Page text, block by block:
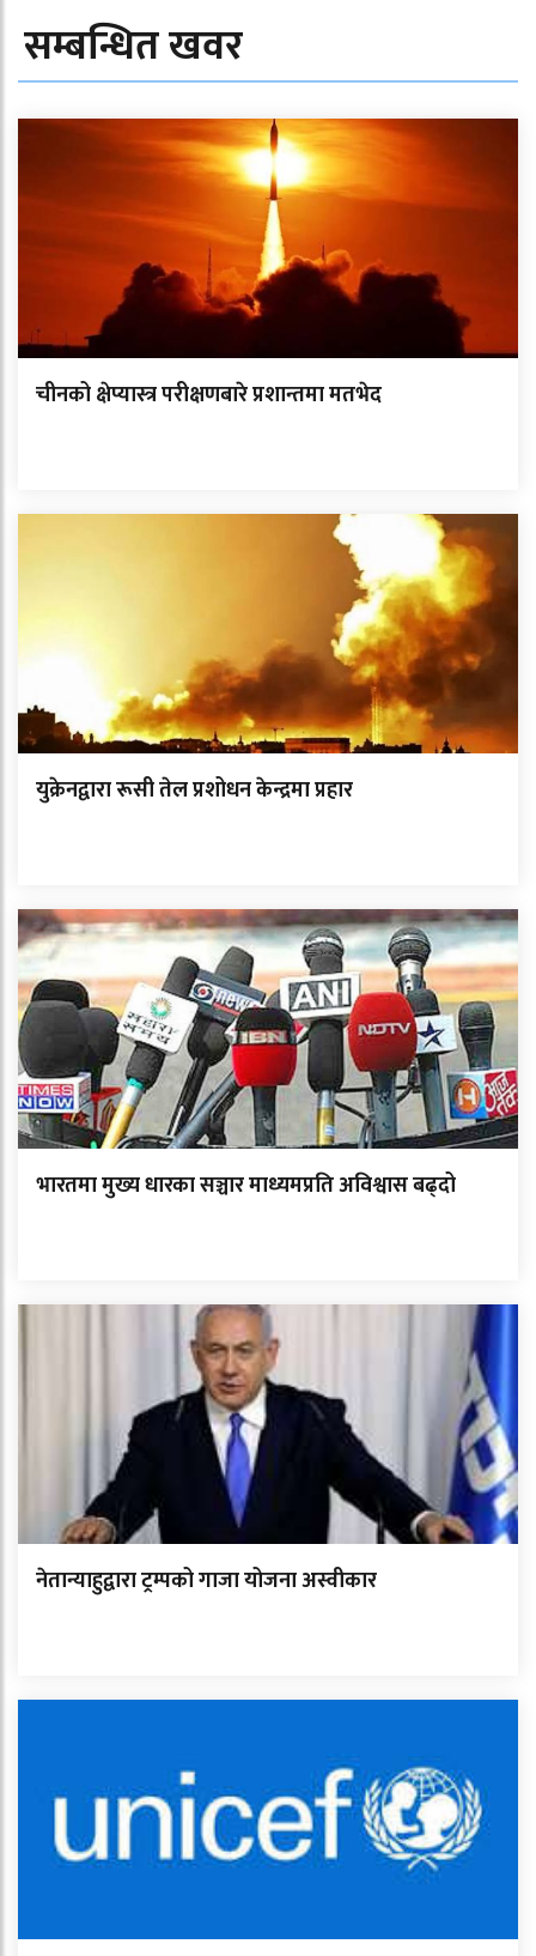
सम्बन्धित खवर
चीनको क्षेप्यास्त्र परीक्षणबारे प्रशान्तमा मतभेद
युक्रेनद्वारा रूसी तेल प्रशोधन केन्द्रमा प्रहार
भारतमा मुख्य धारका सञ्चार माध्यमप्रति अविश्वास बढ्दो
नेतान्याहुद्वारा ट्रम्पको गाजा योजना अस्वीकार